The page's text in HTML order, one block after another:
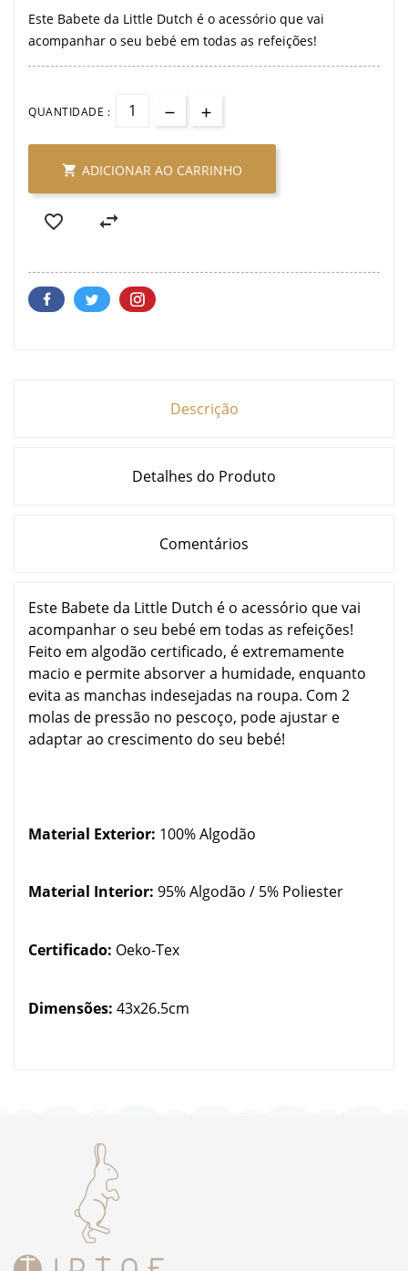
Este Babete da Little Dutch é o acessório que vai
acompanhar o seu bebé em todas as refeições!
QUANTIDADE :
 ADICIONAR AO CARRINHO
 
Descrição
Detalhes do Produto
Comentários
Este Babete da Little Dutch é o acessório que vai
acompanhar o seu bebé em todas as refeições!
Feito em algodão certificado, é extremamente
macio e permite absorver a humidade, enquanto
evita as manchas indesejadas na roupa. Com 2
molas de pressão no pescoço, pode ajustar e
adaptar ao crescimento do seu bebé!
Material Exterior: 100% Algodão
Material Interior: 95% Algodão / 5% Poliester
Certificado: Oeko-Tex
Dimensões: 43x26.5cm